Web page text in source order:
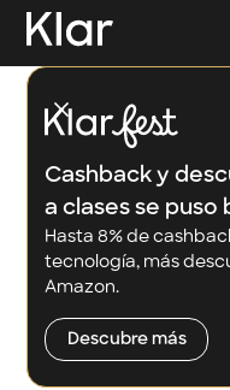
Cashback y
a clases se puso
Hasta 8% de
tecnología, más
Amazon.
Descubre más
Tarjeta
cuenta.
Cero letras